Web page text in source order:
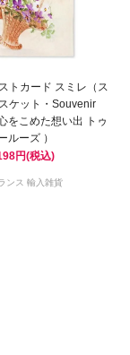
トカード スミレ（ス
ケット・Souvenir
をこめた想い出 トゥ
ルーズ ）
円(税込)
ンス 輸入雑貨